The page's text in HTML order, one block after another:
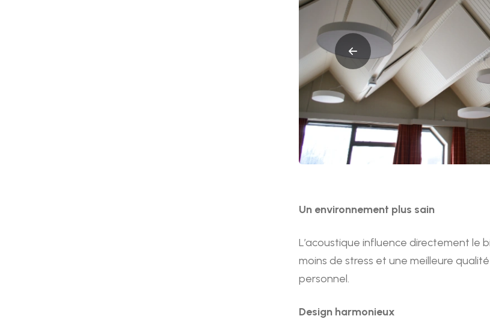
Un environnement plus sain
L’acoustique influence directement le
moins de stress et une meilleure
personnel.
Design harmonieux